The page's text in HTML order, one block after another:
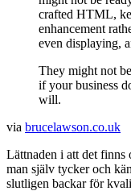
crafted HTML,
enhancement
even displaying,
They might not
if your business
will.
via brucelawson.co.uk
Lättnaden i att det finns
man själv tycker och
slutligen backar för